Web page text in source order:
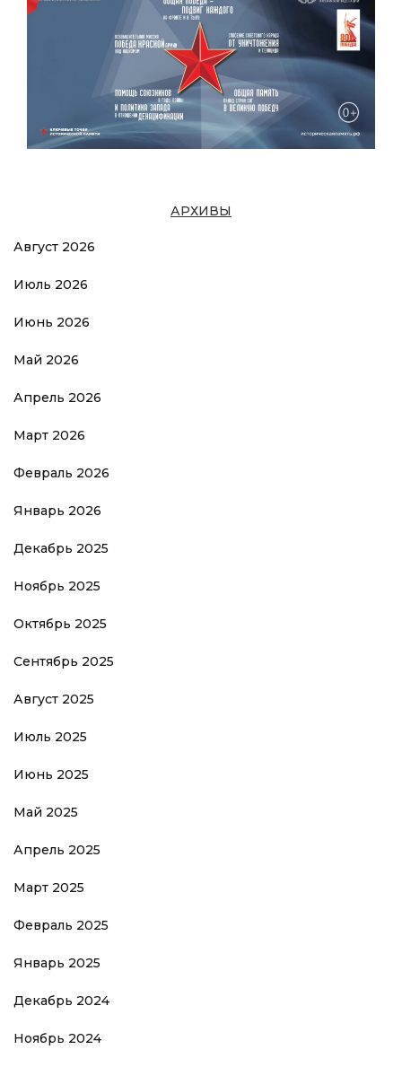
АРХИВЫ
Август 2026
Июль 2026
Июнь 2026
Май 2026
Апрель 2026
Март 2026
Февраль 2026
Январь 2026
Декабрь 2025
Ноябрь 2025
Октябрь 2025
Сентябрь 2025
Август 2025
Июль 2025
Июнь 2025
Май 2025
Апрель 2025
Март 2025
Февраль 2025
Январь 2025
Декабрь 2024
Ноябрь 2024